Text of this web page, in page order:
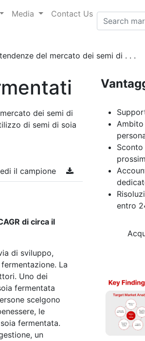
Media Contact Us
del mercato dei semi di . . .
dei semi di
di semi di soia
il campione
di circa il
di sviluppo,
La
Uno dei
fermentata
scelgono
le
fermentata.
un
entro